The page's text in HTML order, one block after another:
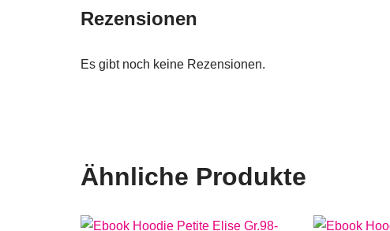
Rezensionen
Es gibt noch keine Rezensionen.
Ähnliche Produkte